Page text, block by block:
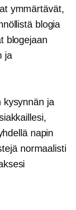
ymmärtävät,
blogia
blogejaan
ja
kysynnän ja
napin
normaalisti